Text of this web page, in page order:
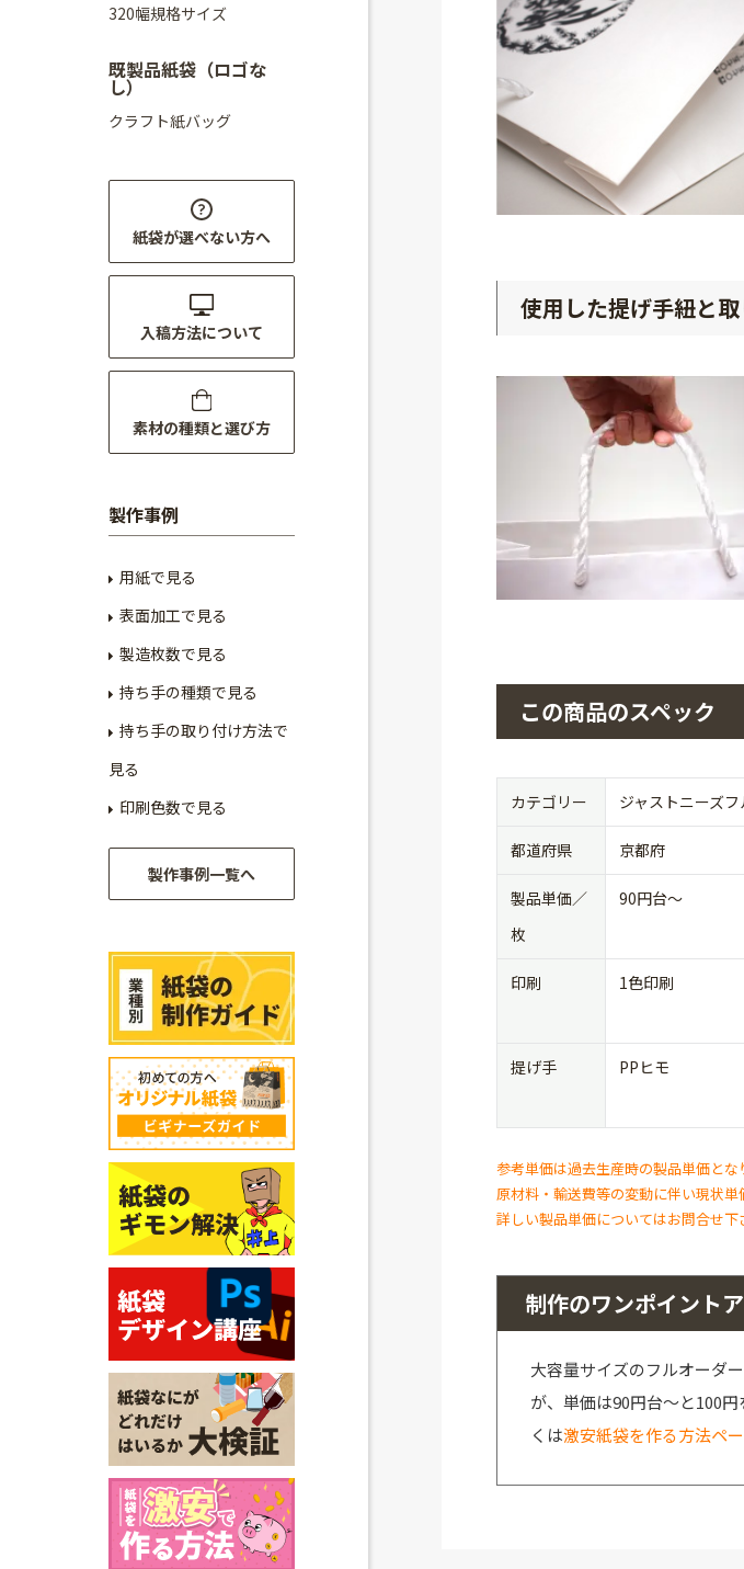
使用した提げ手紐と
この商品のスペック
カテゴリー ジャストニーズ
都道府県 京都府
製品単価／
枚
90円台〜
印刷 1色印刷
提げ手 PPヒモ
参考単価は過去生産時の製品単価とな
原材料・輸送費等の変動に伴い現状単
詳しい製品単価についてはお問合せ下
制作のワンポイント
大容量サイズのフルオーダ
が、単価は90円台～と100
くは激安紙袋を作る方法ペ
320幅規格サイズ
既製品紙袋（ロゴな
し）
クラフト紙バッグ
紙袋が選べない方へ
入稿方法について
素材の種類と選び方
製作事例
用紙で見る
表面加工で見る
製造枚数で見る
持ち手の種類で見る
持ち手の取り付け方法で
見る
印刷色数で見る
製作事例一覧へ